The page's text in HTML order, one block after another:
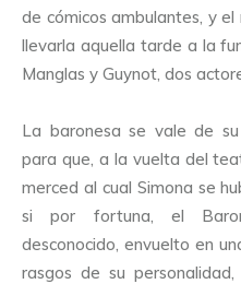
de cómicos ambulantes, y
llevarla aquella tarde a la
Manglas y Guynot, dos
La baronesa se vale de
para que, a la vuelta del
merced al cual Simona se
si por fortuna, el Baron
desconocido, envuelto en
rasgos de su